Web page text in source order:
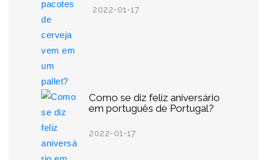
2022-01-17
Como se diz feliz aniversário
em português de Portugal?
2022-01-17